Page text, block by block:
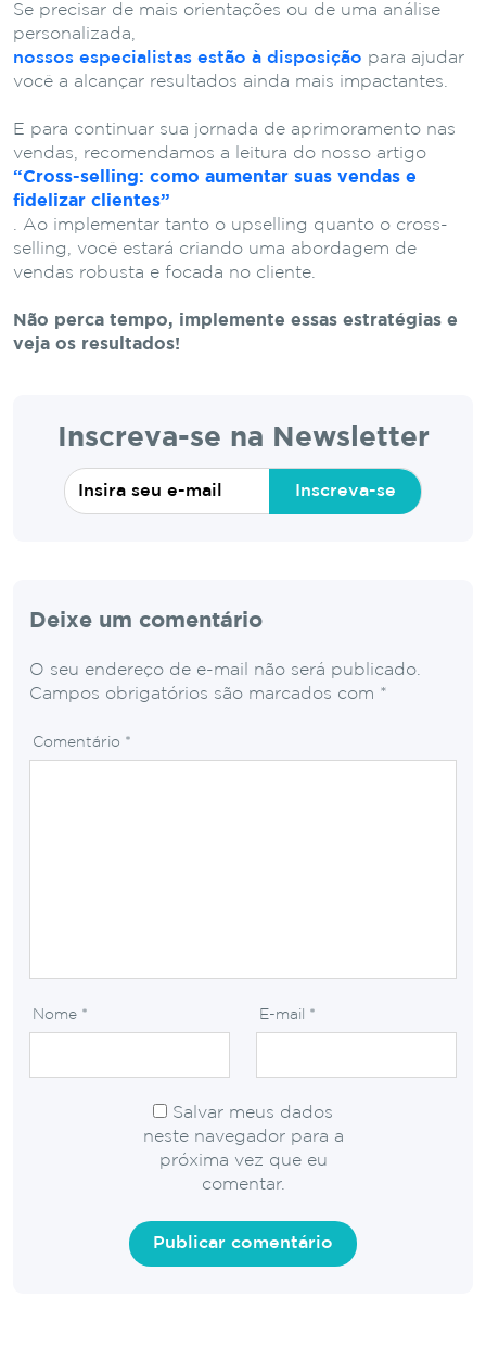
Se precisar de mais orientações ou de uma análise
personalizada,
nossos especialistas estão à disposição para ajudar
você a alcançar resultados ainda mais impactantes.
E para continuar sua jornada de aprimoramento nas
vendas, recomendamos a leitura do nosso artigo
“Cross-selling: como aumentar suas vendas e
fidelizar clientes”
. Ao implementar tanto o upselling quanto o cross-
selling, você estará criando uma abordagem de
vendas robusta e focada no cliente.
Não perca tempo, implemente essas estratégias e
veja os resultados!
Inscreva-se na Newsletter
Inscreva-se
Deixe um comentário
O seu endereço de e-mail não será publicado.
Campos obrigatórios são marcados com *
Comentário *
Nome * E-mail *
Salvar meus dados
neste navegador para a
próxima vez que eu
comentar.